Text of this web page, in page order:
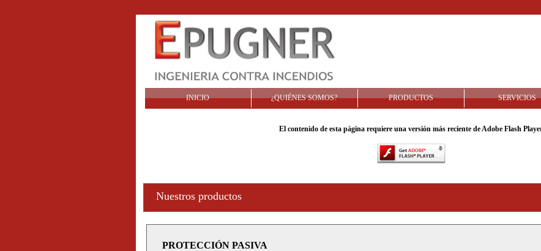
INICIO ¿QUIÉNES SOMOS? PRODUCTOS SERVICIOS
El contenido de esta página requiere una versión más reciente de Adobe Flash
Nuestros productos
PROTECCIÓN PASIVA